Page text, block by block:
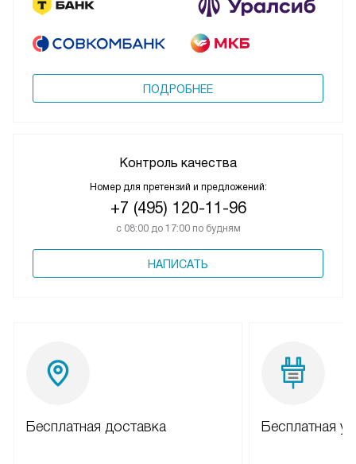
ПОДРОБНЕЕ
Контроль качества
Номер для претензий и предложений:
+7 (495) 120-11-96
с 08:00 до 17:00 по будням
НАПИСАТЬ
Бесплатная доставка Бесплатная